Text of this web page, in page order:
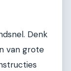
Denk
van grote